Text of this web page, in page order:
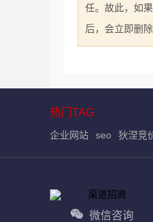
任。故此，如
后，会立即删
热门TAG
企业网站 seo 狄涅竞
微信咨询